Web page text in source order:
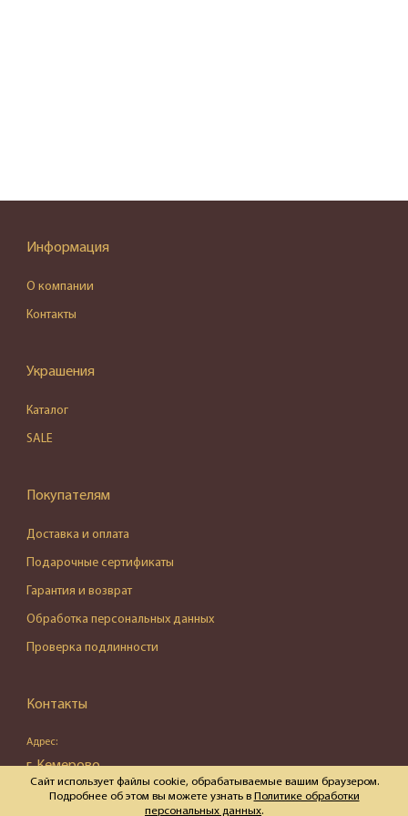
Информация
О компании
Контакты
Украшения
Каталог
SALE
Покупателям
Доставка и оплата
Подарочные сертификаты
Гарантия и возврат
Обработка персональных данных
Проверка подлинности
Контакты
Адрес:
г. Кемерово,
ул. Весенняя, д. 16, пом. 87
Сайт использует файлы cookie, обрабатываемые вашим браузером.
Подробнее об этом вы можете узнать в Политике обработки
персональных данных.